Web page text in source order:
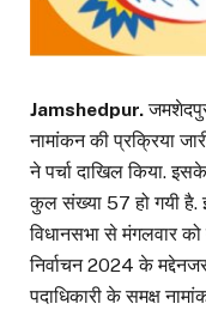
Jamshedpur.
नामांकन की प्रक्रिया
ने पर्चा दाखिल किया.
कुल संख्या 57 हो गयी है.
विधानसभा से मंगलवार को
निर्वाचन 2024 के
पदाधिकारी के समक्ष